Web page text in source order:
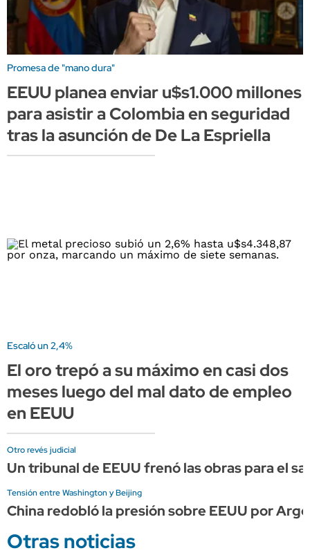
Promesa de "mano dura"
EEUU planea enviar u$s1.000 millones
para asistir a Colombia en seguridad
tras la asunción de De La Espriella
Escaló un 2,4%
El oro trepó a su máximo en casi dos
meses luego del mal dato de empleo
en EEUU
Otro revés judicial
Un tribunal de EEUU frenó las obras para el
Tensión entre Washington y Beijing
China redobló la presión sobre EEUU por
Otras noticias